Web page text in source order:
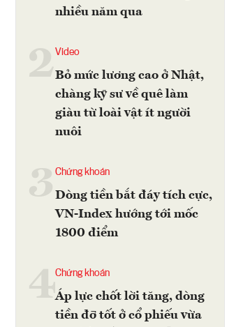
nhiều năm qua
2Video
Bỏ mức lương cao ở Nhật,
chàng kỹ sư về quê làm
giàu từ loài vật ít người
nuôi
Chứng khoán
Dòng tiền bắt đáy tích cực,
VN-Index hướng tới mốc
1800 điểm
4Chứng khoán
Áp lực chốt lời tăng, dòng
tiền đỡ tốt ở cổ phiếu vừa